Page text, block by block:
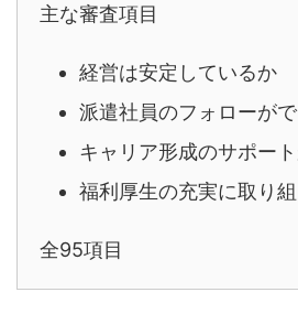
主な審査項目
経営は安定しているか
派遣社員のフォローが
キャリア形成のサポー
福利厚生の充実に取り
全95項目